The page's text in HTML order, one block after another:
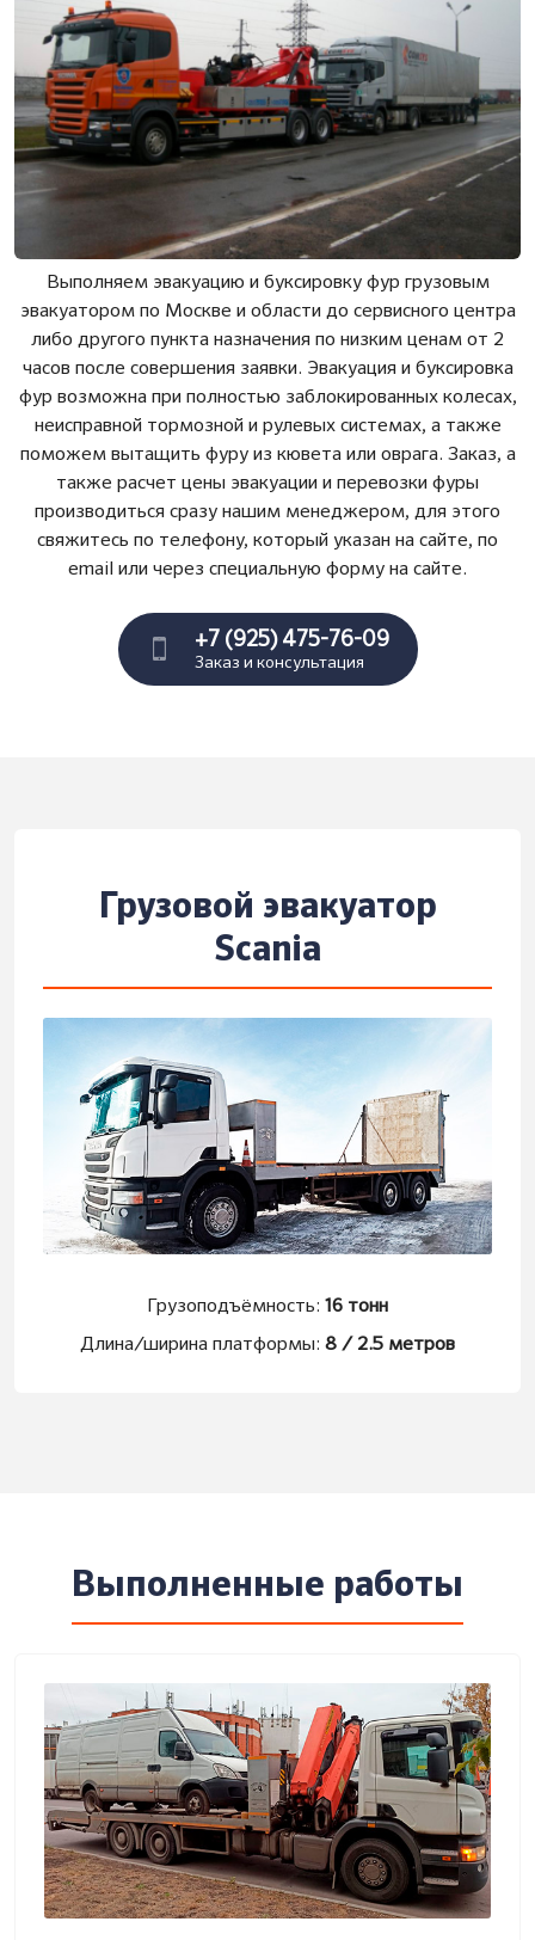
Выполняем эвакуацию и буксировку фур грузовым
эвакуатором по Москве и области до сервисного центра
либо другого пункта назначения по низким ценам от 2
часов после совершения заявки. Эвакуация и буксировка
фур возможна при полностью заблокированных колесах,
неисправной тормозной и рулевых системах, а также
поможем вытащить фуру из кювета или оврага. Заказ, а
также расчет цены эвакуации и перевозки фуры
производиться сразу нашим менеджером, для этого
свяжитесь по телефону, который указан на сайте, по
email или через специальную форму на сайте.
+7 (925) 475-76-09
Заказ и консультация
Грузовой эвакуатор
Scania
Грузоподъёмность: 16 тонн
Длина/ширина платформы: 8 / 2.5 метров
Выполненные работы